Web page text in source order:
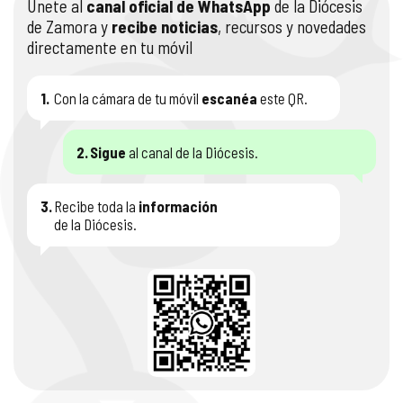
Únete al canal oficial de WhatsApp de la Diócesis
de Zamora y recibe noticias, recursos y novedades
directamente en tu móvil
1. Con la cámara de tu móvil escanéa este QR.
2. Sigue al canal de la Diócesis.
3. Recibe toda la información
de la Diócesis.